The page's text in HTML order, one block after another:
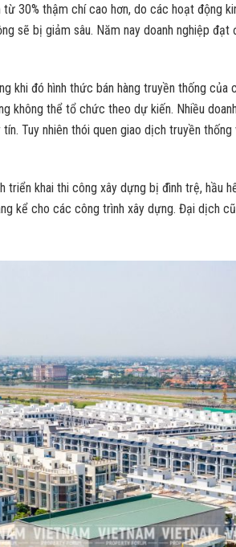
30% thậm chí cao hơn, do các hoạt động
sẽ bị giảm sâu. Năm nay doanh nghiệp
khi đó hình thức bán hàng truyền thống
không thể tổ chức theo dự kiến. Nhiều
Tuy nhiên thói quen giao dịch truyền
khai thi công xây dựng bị đình trệ, hầu
kể cho các công trình xây dựng. Đại dịch